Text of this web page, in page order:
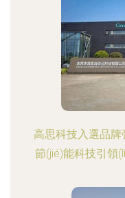
高思科技入選品牌
節(jié)能科技引領